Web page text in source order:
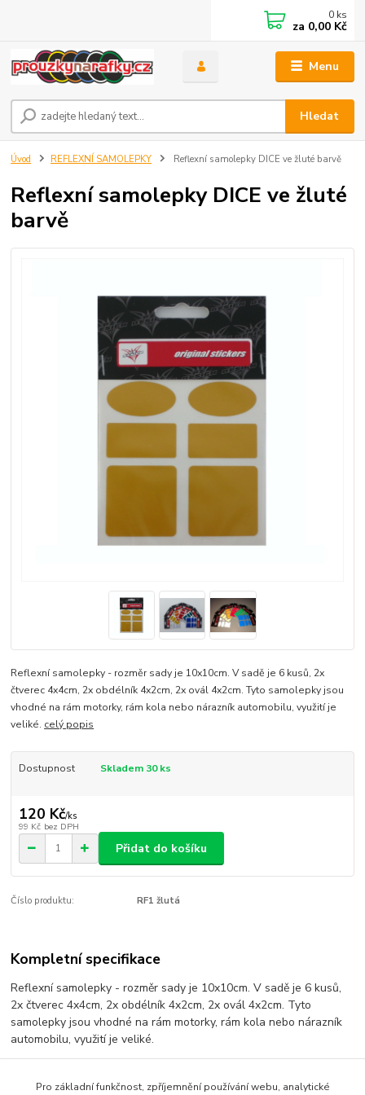
Menu
Hledat
0 ks
za 0,00 Kč
Úvod REFLEXNÍ SAMOLEPKY Reflexní samolepky DICE ve žluté barvě
Reflexní samolepky DICE ve žluté
barvě
Reflexní samolepky - rozměr sady je 10x10cm. V sadě je 6 kusů, 2x
čtverec 4x4cm, 2x obdélník 4x2cm, 2x ovál 4x2cm. Tyto samolepky jsou
vhodné na rám motorky, rám kola nebo nárazník automobilu, využití je
veliké. celý popis
Dostupnost Skladem 30 ks
120 Kč/ks
99 Kč bez DPH
Přidat do košíku
Číslo produktu: RF1 žlutá
Kompletní specifikace
Reflexní samolepky - rozměr sady je 10x10cm. V sadě je 6 kusů,
2x čtverec 4x4cm, 2x obdélník 4x2cm, 2x ovál 4x2cm. Tyto
samolepky jsou vhodné na rám motorky, rám kola nebo nárazník
automobilu, využití je veliké.
Pro základní funkčnost, zpříjemnění používání webu, analytické